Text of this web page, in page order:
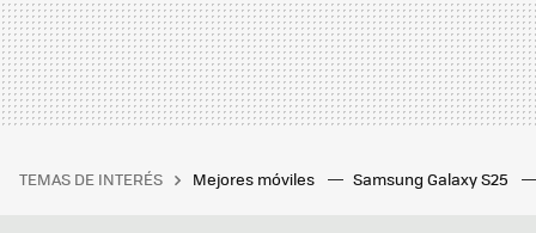
TEMAS DE INTERÉS Mejores móviles Samsung Galaxy S25